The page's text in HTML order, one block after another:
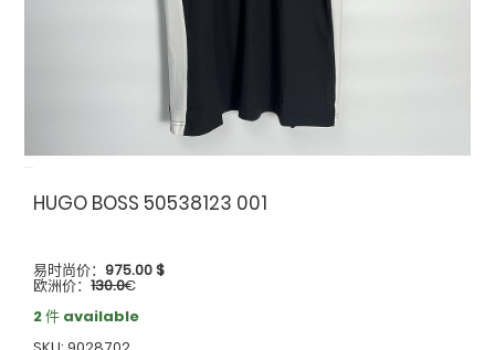
HUGO BOSS 50538123 001
易时尚价：975.00$
欧洲价：130.0€
2 件 available